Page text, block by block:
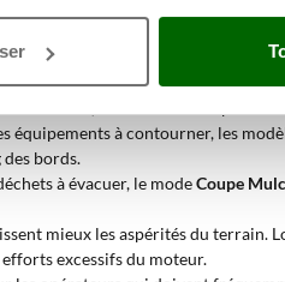
:
supérieure à 50 cmoptimise les
où la vitesse
équipements à contourner, les
bords.
à évacuer, le modeCoupe
mieux les aspérités du terrain.
excessifs du moteur.